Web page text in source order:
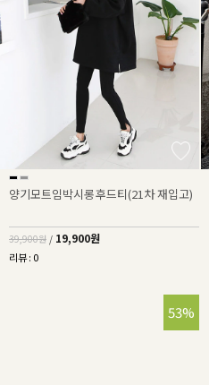
양기모트임박시롱후드티(21차 재입고)
39,900원 / 19,900원
리뷰 : 0
53%